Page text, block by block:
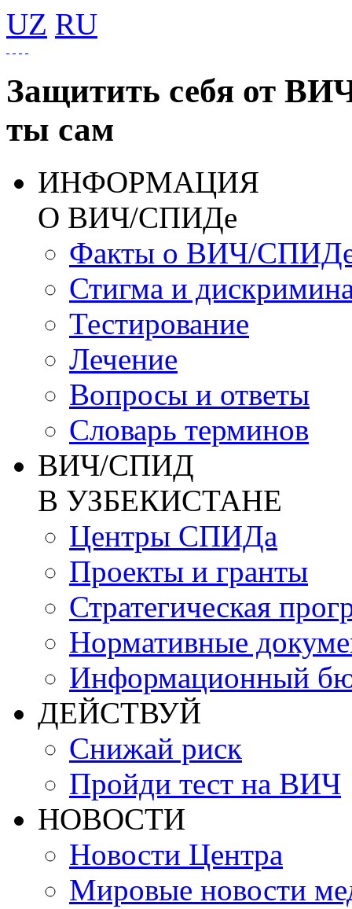
UZ RU
Защитить себя от
ты сам
ИНФОРМАЦИЯ
О ВИЧ/СПИДе
Факты о ВИЧ/
Стигма и
Тестирование
Лечение
Вопросы и ответы
Словарь терминов
ВИЧ/СПИД
В УЗБЕКИСТАНЕ
Центры СПИДа
Проекты и гранты
Стратегическая
Нормативные
Информационный
ДЕЙСТВУЙ
Снижай риск
Пройди тест на ВИЧ
НОВОСТИ
Новости Центра
Мировые новости